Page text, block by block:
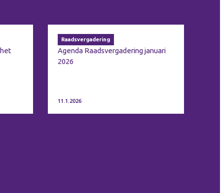
Raadsvergadering
Agenda Raadsvergadering januari
2026
11.1.2026